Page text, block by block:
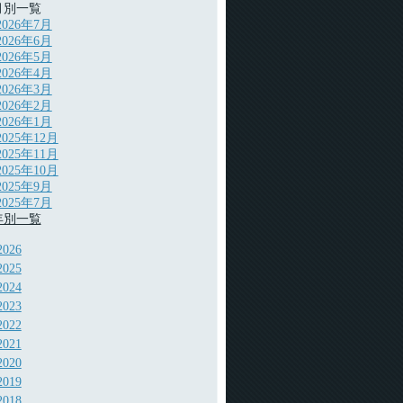
一覧
年7月
年6月
年5月
年4月
年3月
年2月
年1月
年12月
年11月
年10月
年9月
年7月
一覧